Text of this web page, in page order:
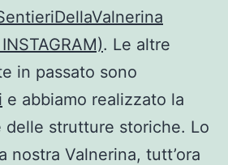
. Le altre
in passato sono
e abbiamo realizzato la
strutture storiche. Lo
nostra Valnerina, tutt’ora